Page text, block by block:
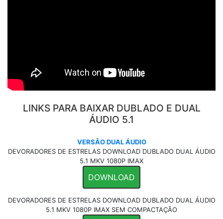
LINKS PARA BAIXAR DUBLADO E DUAL
ÁUDIO 5.1
VERSÃO DUAL ÁUDIO
DEVORADORES DE ESTRELAS DOWNLOAD DUBLADO DUAL ÁUDIO
5.1 MKV 1080P IMAX
DOWNLOAD
DEVORADORES DE ESTRELAS DOWNLOAD DUBLADO DUAL ÁUDIO
5.1 MKV 1080P IMAX SEM COMPACTAÇÃO